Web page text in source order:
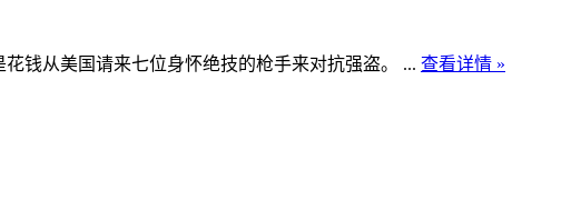
钱从美国请来七位身怀绝技的枪手来对抗强盗。 ... 查看详情 »